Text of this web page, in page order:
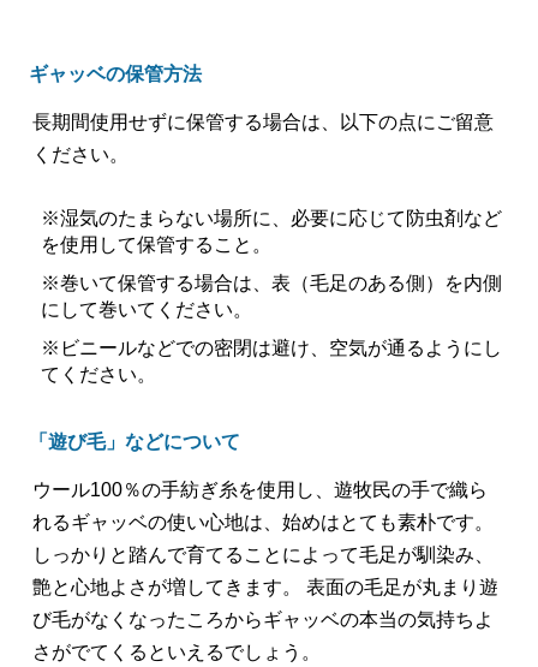
ギャッベの保管方法
長期間使用せずに保管する場合は、以下の点にご留意
ください。
※湿気のたまらない場所に、必要に応じて防虫剤など
を使用して保管すること。
※巻いて保管する場合は、表（毛足のある側）を内側
にして巻いてください。
※ビニールなどでの密閉は避け、空気が通るようにし
てください。
「遊び毛」などについて
ウール100％の手紡ぎ糸を使用し、遊牧民の手で織ら
れるギャッベの使い心地は、始めはとても素朴です。
しっかりと踏んで育てることによって毛足が馴染み、
艶と心地よさが増してきます。 表面の毛足が丸まり遊
び毛がなくなったころからギャッベの本当の気持ちよ
さがでてくるといえるでしょう。